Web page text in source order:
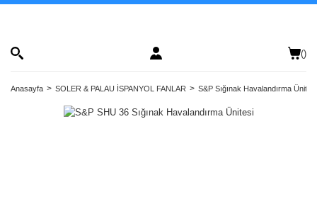
()
Anasayfa SOLER & PALAU İSPANYOL FANLAR S&P Sığınak Havalandırma